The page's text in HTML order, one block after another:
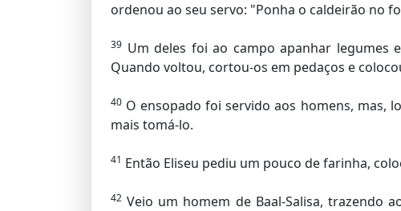
ordenou ao seu servo: "Ponha o caldeirão no
39 Um deles foi ao campo apanhar legumes
Quando voltou, cortou-os em pedaços e
40 O ensopado foi servido aos homens, mas,
mais tomá-lo.
41 Então Eliseu pediu um pouco de farinha,
42 Veio um homem de Baal-Salisa, trazendo